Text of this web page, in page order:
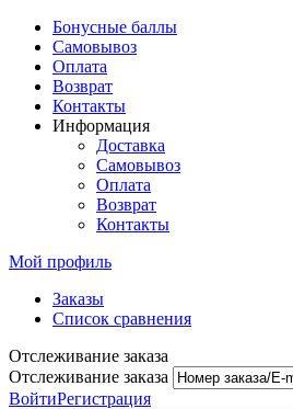
Бонусные баллы
Самовывоз
Оплата
Возврат
Контакты
Информация
Доставка
Самовывоз
Оплата
Возврат
Контакты
Мой профиль
Заказы
Список сравнения
Отслеживание заказа
Отслеживание заказа
ВойтиРегистрация